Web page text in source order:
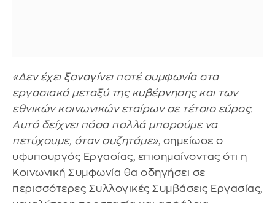
«Δεν έχει ξαναγίνει ποτέ συμφωνία στα
εργασιακά μεταξύ της κυβέρνησης και των
εθνικών κοινωνικών εταίρων σε τέτοιο εύρος.
Αυτό δείχνει πόσα πολλά μπορούμε να
πετύχουμε, όταν συζητάμε», σημείωσε ο
υφυπουργός Εργασίας, επισημαίνοντας ότι η
Κοινωνική Συμφωνία θα οδηγήσει σε
περισσότερες Συλλογικές Συμβάσεις Εργασίας,